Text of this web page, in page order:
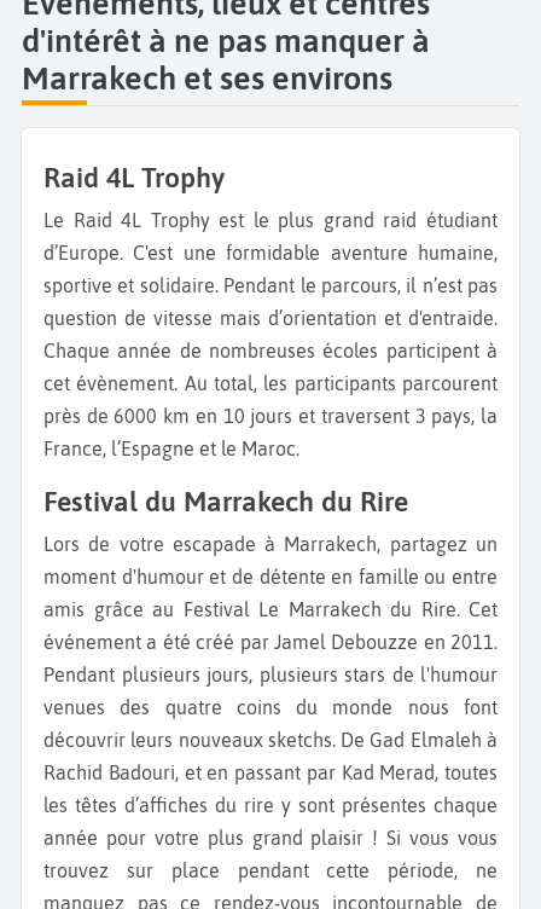
d'intérêt à ne pas manquer à
Marrakech et ses environs
Raid 4L Trophy
Le Raid 4L Trophy est le plus grand raid étudiant
d’Europe. C'est une formidable aventure humaine,
sportive et solidaire. Pendant le parcours, il n’est pas
question de vitesse mais d’orientation et d'entraide.
Chaque année de nombreuses écoles participent à
cet évènement. Au total, les participants parcourent
près de 6000 km en 10 jours et traversent 3 pays, la
France, l’Espagne et le Maroc.
Festival du Marrakech du Rire
Lors de votre escapade à Marrakech, partagez un
moment d'humour et de détente en famille ou entre
amis grâce au Festival Le Marrakech du Rire. Cet
événement a été créé par Jamel Debouzze en 2011.
Pendant plusieurs jours, plusieurs stars de l'humour
venues des quatre coins du monde nous font
découvrir leurs nouveaux sketchs. De Gad Elmaleh à
Rachid Badouri, et en passant par Kad Merad, toutes
les têtes d’affiches du rire y sont présentes chaque
année pour votre plus grand plaisir ! Si vous vous
trouvez sur place pendant cette période, ne
manquez pas ce rendez-vous incontournable de